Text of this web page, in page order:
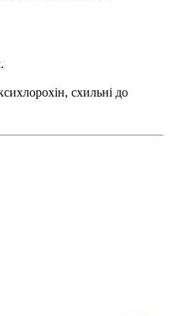
схильні до